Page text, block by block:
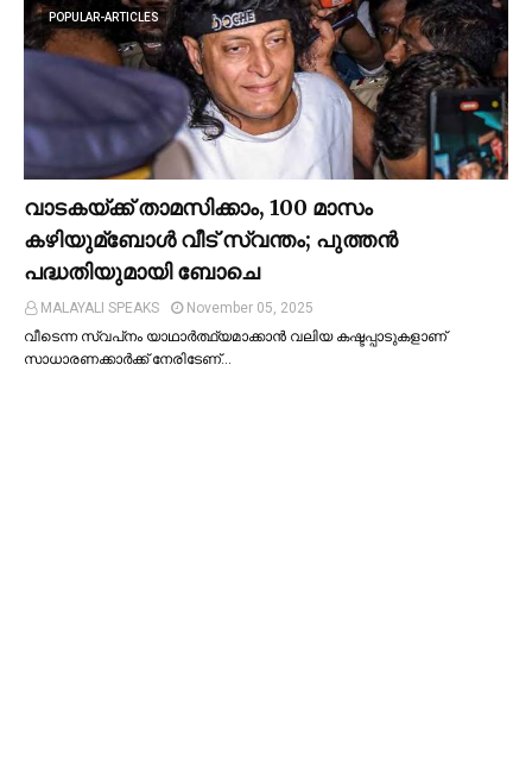
POPULAR-ARTICLES
വാടകയ്ക്ക് താമസിക്കാം, 100 മാസം
കഴിയുമ്ബോള്‍ വീട് സ്വന്തം; പുത്തന്‍
പദ്ധതിയുമായി ബോചെ
MALAYALI SPEAKS
November 05, 2025
വീടെന്ന സ്വപ്‌നം യാഥാര്‍ത്ഥ്യമാക്കാന്‍ വലിയ കഷ്ടപ്പാടുകളാണ്
സാധാരണക്കാര്‍ക്ക് നേരിടേണ്…